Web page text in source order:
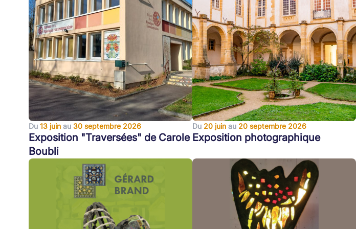
Du 13 juin au 30 septembre 2026
Exposition "Traversées" de Carole
Boubli
Du 20 juin au 20 septembre 2026
Exposition photographique